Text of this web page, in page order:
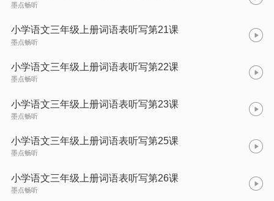
墨点畅听
小学语文三年级上册词语表听写第21课
墨点畅听
小学语文三年级上册词语表听写第22课
墨点畅听
小学语文三年级上册词语表听写第23课
墨点畅听
小学语文三年级上册词语表听写第25课
墨点畅听
小学语文三年级上册词语表听写第26课
墨点畅听